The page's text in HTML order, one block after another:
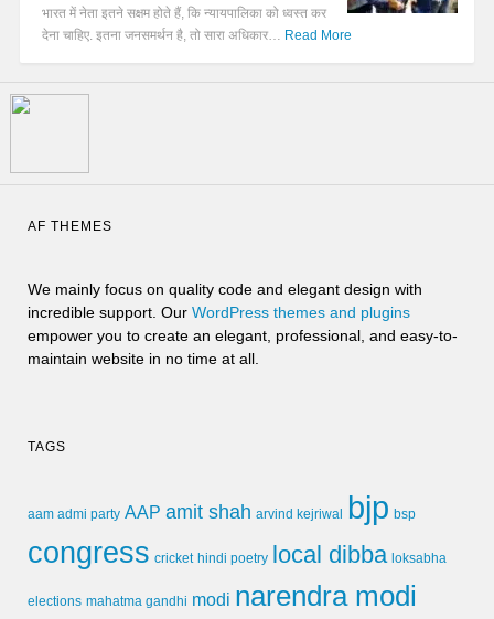
भारत में नेता इतने सक्षम होते हैं, कि न्यायपालिका को ध्वस्त कर
देना चाहिए. इतना जनसमर्थन है, तो सारा अधिकार… Read More
AF THEMES
We mainly focus on quality code and elegant design with
incredible support. Our WordPress themes and plugins
empower you to create an elegant, professional, and easy-to-
maintain website in no time at all.
TAGS
aam admi party AAP amit shah arvind kejriwal bjp bsp
congress cricket hindi poetry local dibba loksabha
elections mahatma gandhi modi narendra modi